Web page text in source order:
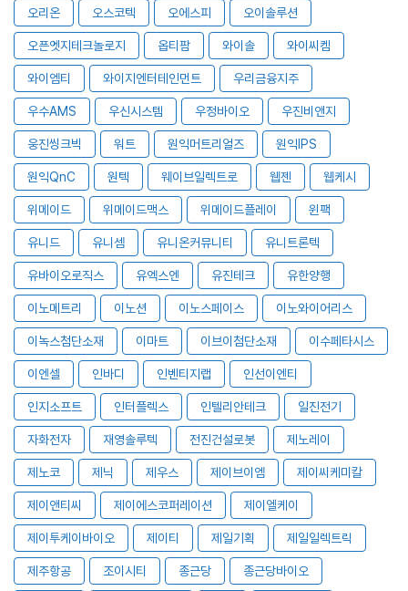
오리온 오스코텍 오에스피 오이솔루션
오픈엣지테크놀로지 옵티팜 와이솔 와이씨켐
와이엠티 와이지엔터테인먼트 우리금융지주
우수AMS 우신시스템 우정바이오 우진비앤지
웅진씽크빅 워트 원익머트리얼즈 원익IPS
원익QnC 원텍 웨이브일렉트로 웹젠 웹케시
위메이드 위메이드맥스 위메이드플레이 윈팩
유니드 유니셈 유니온커뮤니티 유니트론텍
유바이오로직스 유엑스엔 유진테크 유한양행
이노메트리 이노션 이노스페이스 이노와이어리스
이녹스첨단소재 이마트 이브이첨단소재 이수페타시스
이엔셀 인바디 인벤티지랩 인선이엔티
인지소프트 인터플렉스 인텔리안테크 일진전기
자화전자 재영솔루텍 전진건설로봇 제노레이
제노코 제닉 제우스 제이브이엠 제이씨케미칼
제이앤티씨 제이에스코퍼레이션 제이엘케이
제이투케이바이오 제이티 제일기획 제일일렉트릭
제주항공 조이시티 종근당 종근당바이오